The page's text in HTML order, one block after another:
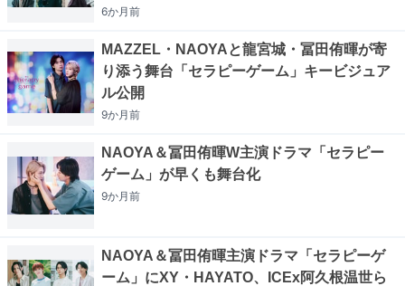
6か月前
MAZZEL・NAOYAと龍宮城・冨田侑暉が寄
り添う舞台「セラピーゲーム」キービジュア
ル公開
9か月前
NAOYA＆冨田侑暉W主演ドラマ「セラピー
ゲーム」が早くも舞台化
9か月前
NAOYA＆冨田侑暉主演ドラマ「セラピーゲ
ーム」にXY・HAYATO、ICEx阿久根温世ら